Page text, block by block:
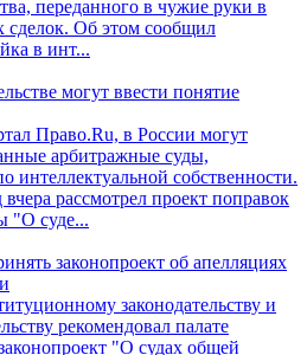
переданного в чужие руки в
сделок. Об этом сообщил
в инт...
могут ввести понятие
Право.Ru, в России могут
арбитражные суды,
интеллектуальной собственности.
рассмотрел проект поправок
"О суде...
законопроект об апелляциях
законодательству и
рекомендовал палате
"О судах общей